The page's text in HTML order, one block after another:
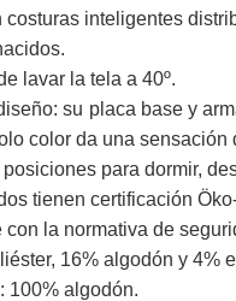
costuras inteligentes
lavar la tela a 40º.
su placa base y
color da una sensación
para dormir,
tienen certificación
con la normativa de
16% algodón y 4%
100% algodón.